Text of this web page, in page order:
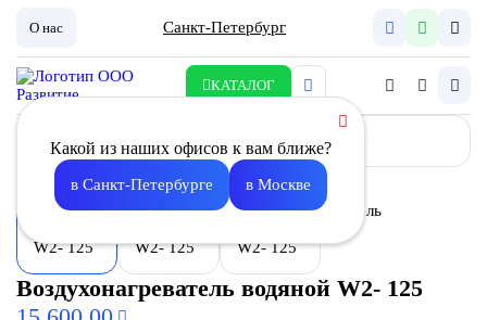
О нас Санкт-Петербург
КАТАЛОГ
Какой из наших офисов к вам ближе?
в Санкт-Петербурге в Москве
Воздухонагреватель водяной W2- 125